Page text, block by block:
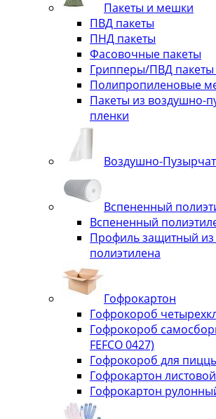
Пакеты и мешки
ПВД пакеты
ПНД пакеты
Фасовочные пакеты
Грипперы/ПВД пакеты
Полипропиленовые
Пакеты из воздушно-
пленки
Воздушно-
Вспененный
Вспененный
Профиль защитный из
полиэтилена
Гофрокартон
Гофрокороб
Гофрокороб
FEFCO 0427)
Гофрокороб для
Гофрокартон листовой
Гофрокартон